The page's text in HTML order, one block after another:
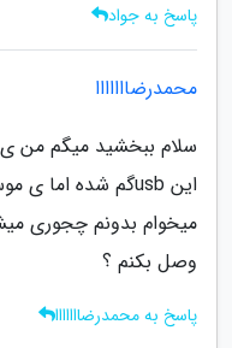
پاسخ به جواد
محمدرضااااااا
وصل بکنم ؟
پاسخ به محمدرضااااااا